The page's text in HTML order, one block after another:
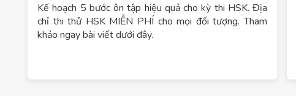
Kế hoạch 5 bước ôn tập hiệu quả cho kỳ thi HSK. Địa
chỉ thi thử HSK MIỄN PHÍ cho mọi đối tượng. Tham
khảo ngay bài viết dưới đây.